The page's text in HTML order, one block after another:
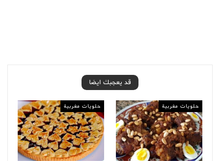
قد يعجبك ايضا
حلويات مغربية حلويات مغربية